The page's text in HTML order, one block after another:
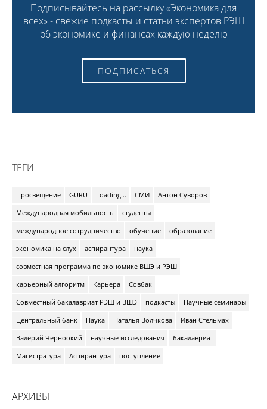
Подписывайтесь на рассылку «Экономика для
всех» - свежие подкасты и статьи экспертов РЭШ
об экономике и финансах каждую неделю
ПОДПИСАТЬСЯ
ТЕГИ
Просвещение GURU Loading... СМИ
Антон Суворов
Международная мобильность
студенты
международное сотрудничество
обучение
образование
экономика на слух
аспирантура
наука
совместная программа по экономике ВШЭ и РЭШ
карьерный алгоритм
Карьера
Совбак
Совместный бакалавриат РЭШ и ВШЭ
подкасты
Научные семинары
Центральный банк
Наука Наталья Волчкова
Иван Стельмах
Валерий Черноокий
научные исследования
бакалавриат
Магистратура
Аспирантура поступление
АРХИВЫ